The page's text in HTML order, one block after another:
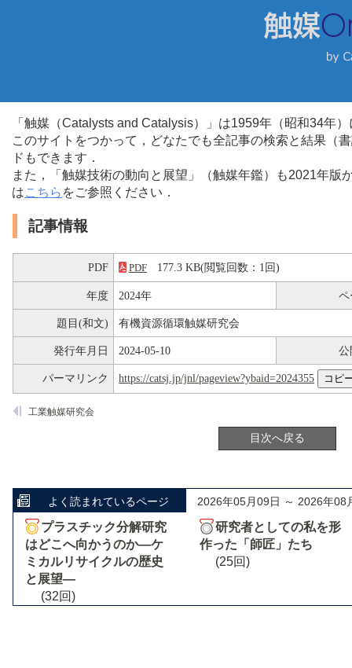
「触媒（Catalysts and Catalysis）」は1959年（昭和34年
このサイトをつかって，どなたでも全記事の検索と結果（
ドもできます．
また，「触媒技術の動向と展望」（触媒年鑑）も2021年
はこちら をご参照ください．
記事情報
PDF PDF 177.3 KB(閲覧回数：1回)
年度 2024年 ペ
題目(和文) 有機資源循環触媒研究会
発行年月日 2024-05-10 公
パーマリンク https://catsj.jp/jnl/pageview?ybaid=2024355
工業触媒研究会
目次へ戻る
よく読まれているページ 2026年05月09日 ～ 2026年08
プラスチック分解研究
はどこへ向かうのか―ケ
ミカルリサイクルの歴史
と展望―
(32回)
研究者としての私を形
作った「師匠」たち
(25回)